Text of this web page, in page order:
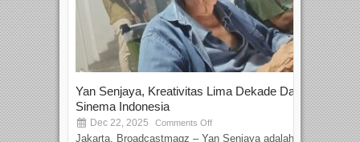
Yan Senjaya, Kreativitas Lima Dekade Dalam
Sinema Indonesia
Dec 22, 2025 Comments Off
Jakarta, Broadcastmagz – Yan Senjaya adalah...